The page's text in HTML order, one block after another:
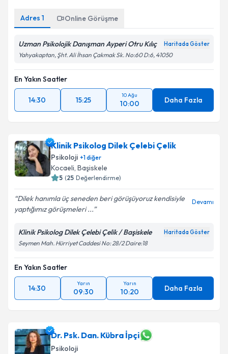
Adres 1 Online Görüşme
Uzman Psikolojik Danışman Ayperi Otru Kılıç Haritada Göster
Yahyakaptan, Şht. Ali İhsan Çakmak Sk. No:60 D:6, 41050
En Yakın Saatler
14:30 15:25
10 Ağu
10:00 Daha Fazla
Klinik Psikolog Dilek Çelebi Çelik
Psikoloji +1diğer
Kocaeli, Başiskele
5 (25 Değerlendirme)
Dilek hanımla üç seneden beri görüşüyoruz kendisiyle
yaptığımız görüşmeleri ...
Devamı
Klinik Psikolog Dilek Çelebi Çelik / Başiskele Haritada Göster
Seymen Mah. Hürriyet Caddesi No: 28/2 Daire:18
En Yakın Saatler
14:30
Yarın
09:30
Yarın
10:20 Daha Fazla
Dr. Psk. Dan. Kübra İpçi
Psikoloji